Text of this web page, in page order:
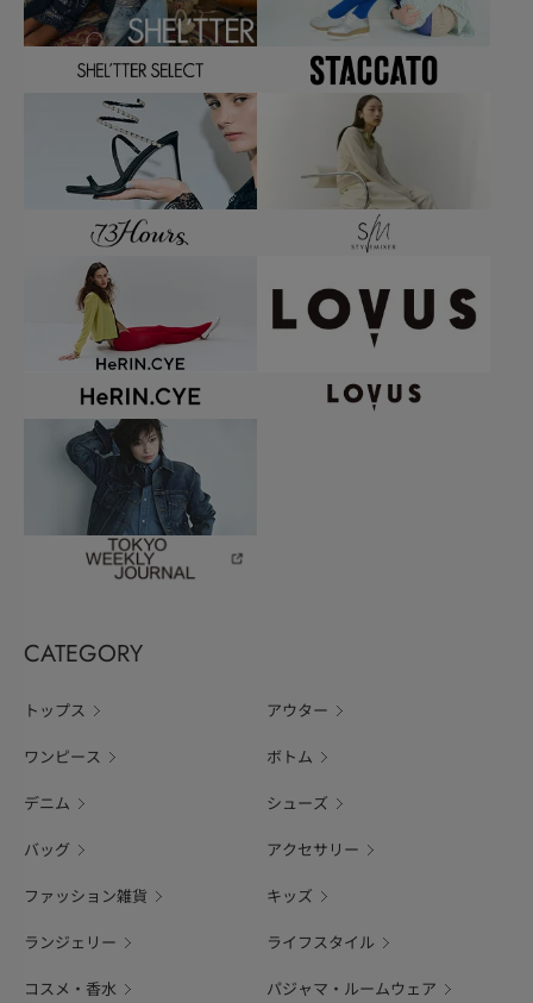
CATEGORY
トップス アウター
ワンピース ボトム
デニム シューズ
バッグ アクセサリー
ファッション雑貨 キッズ
ランジェリー ライフスタイル
コスメ・香水 パジャマ・ルームウェア